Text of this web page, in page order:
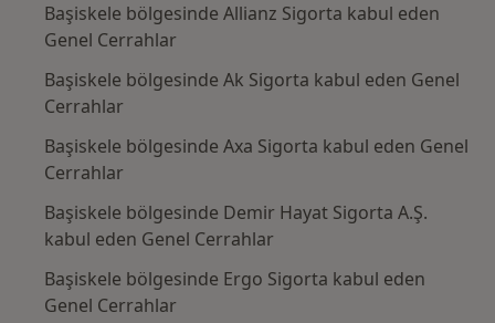
Başiskele bölgesinde Allianz Sigorta kabul eden
Genel Cerrahlar
Başiskele bölgesinde Ak Sigorta kabul eden Genel
Cerrahlar
Başiskele bölgesinde Axa Sigorta kabul eden Genel
Cerrahlar
Başiskele bölgesinde Demir Hayat Sigorta A.Ş.
kabul eden Genel Cerrahlar
Başiskele bölgesinde Ergo Sigorta kabul eden
Genel Cerrahlar